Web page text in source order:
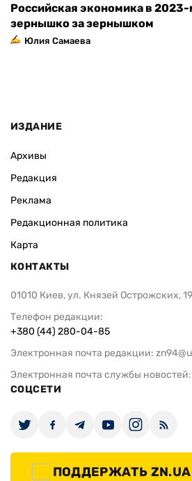
Российская экономика в
зернышко за зернышком
Юлия Самаева
ИЗДАНИЕ
Архивы
Редакция
Реклама
Редакционная политика
Карта
КОНТАКТЫ
01010 Киев, ул. Князей Острожских,
Телефон редакции:
+380 (44) 280-04-85
Электронная почта редакции:
Электронная почта службы новостей:
СОЦСЕТИ
ПОДДЕРЖАТЬ ZN.UA